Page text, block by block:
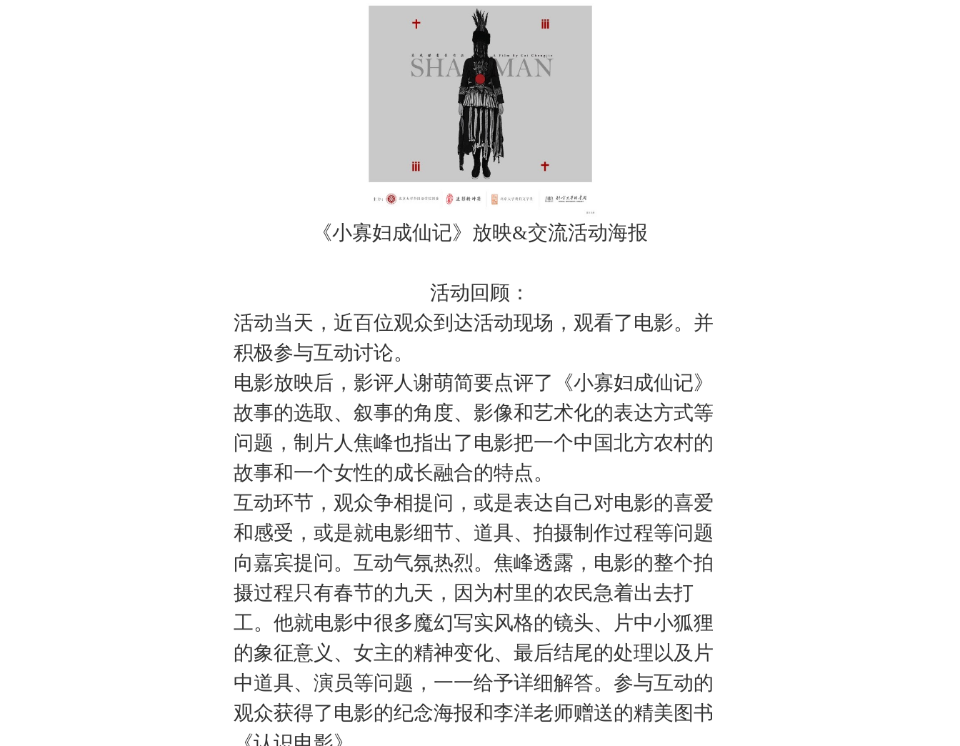
《小寡妇成仙记》放映&交流活动海报
活动回顾：
活动当天，近百位观众到达活动现场，观看了电影。并
积极参与互动讨论。
电影放映后，影评人谢萌简要点评了《小寡妇成仙记》
故事的选取、叙事的角度、影像和艺术化的表达方式等
问题，制片人焦峰也指出了电影把一个中国北方农村的
故事和一个女性的成长融合的特点。
互动环节，观众争相提问，或是表达自己对电影的喜爱
和感受，或是就电影细节、道具、拍摄制作过程等问题
向嘉宾提问。互动气氛热烈。焦峰透露，电影的整个拍
摄过程只有春节的九天，因为村里的农民急着出去打
工。他就电影中很多魔幻写实风格的镜头、片中小狐狸
的象征意义、女主的精神变化、最后结尾的处理以及片
中道具、演员等问题，一一给予详细解答。参与互动的
观众获得了电影的纪念海报和李洋老师赠送的精美图书